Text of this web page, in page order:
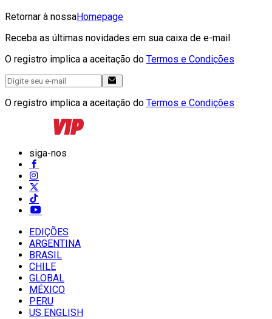
Retornar à nossaHomepage
Receba as últimas novidades em sua caixa de e-mail
O registro implica a aceitação do Termos e Condições
O registro implica a aceitação do Termos e Condições
siga-nos
EDIÇÕES
ARGENTINA
BRASIL
CHILE
GLOBAL
MÉXICO
PERU
US ENGLISH